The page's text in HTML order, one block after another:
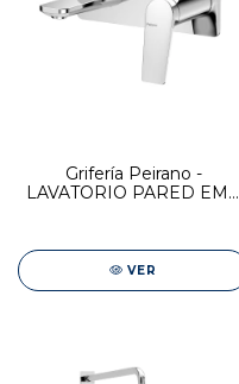
Grifería Peirano -
LAVATORIO PARED EMB
VER